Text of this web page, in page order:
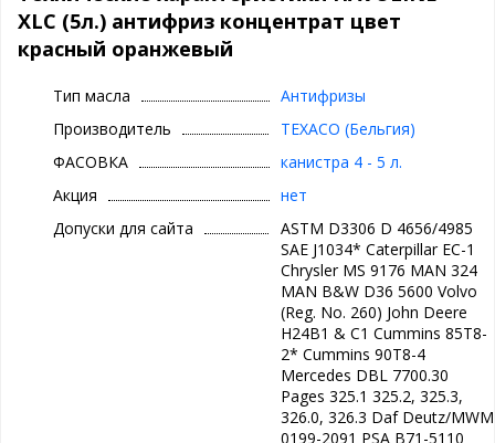
Повышенные эксплуатационные характеристики HAVOLINE XLC
получены благодаря использованию запатентованной
качестве антикоррозионных присадок алифатических кислот.
Это обеспечивает долговременную антикоррозионную защиту
всех металлов, присутствующих в двигателе, включая
алюминий и сплавы. Как показали длительные испытания,
кислот, присутствующих в HAVOLINE XLC, гарантирует
эффективную защиту для грузовиков и автобусов на 650000 км
пробега (8000 часов) и для легковых автомобилей не менее чем
на 250000 км (2000 часов), а также не менее чем на 32000 часов
для стационарных двигателей. Рекомендуется менять
охлаждающую жид-кость после указанного пробега/наработки,
HAVOLINE XLC защищает от любых видов коррозии, включая
высокотемпературную поверхностную коррозию алюминия,
характерную для современных двигателей. Пакет
ингибирующих присадок препятствует кавитационной
коррозии системы охлаждения, несмотря на отсутствие в
XLC (5л.) антифриз концентрат цвет
красный оранжевый
Тип масла
Антифризы
Производитель
TEXACO (Бельгия)
ФАСОВКА
канистра 4 - 5 л.
Акция
нет
Допуски для сайта
ASTM D3306 D 4656/4985
SAE J1034* Caterpillar EC-1
Chrysler MS 9176 MAN 324
MAN B&W D36 5600 Volvo
(Reg. No. 260) John Deere
H24B1 & C1 Cummins 85T8-
2* Cummins 90T8-4
Mercedes DBL 7700.30
Pages 325.1 325.2, 325.3,
326.0, 326.3 Daf Deutz/MWM
0199-2091 PSA B71-5110